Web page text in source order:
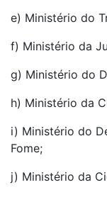
e) Ministério do
f) Ministério da
g) Ministério do
h) Ministério da
i) Ministério do
Fome;
j) Ministério da